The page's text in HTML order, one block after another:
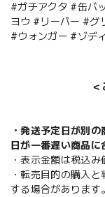
#ガチアクタ #缶バ
ヨウ #リーパー #グ
#ウォンガー #ゾデ
＜
・発送予定日が別
日が一番遅い商品に
・表示金額は税込み
・転売目的の購入
する場合があります。